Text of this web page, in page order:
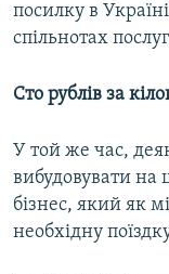
посилку в
спільнотах
Сто рублів за
У той же час,
вибудовувати на
бізнес, який як
необхідну